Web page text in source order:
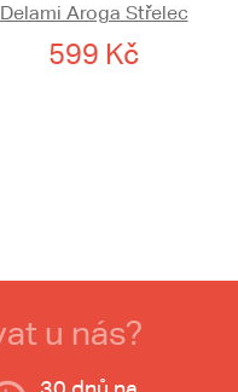
Delami Aroga Střelec
599 Kč
u nás?